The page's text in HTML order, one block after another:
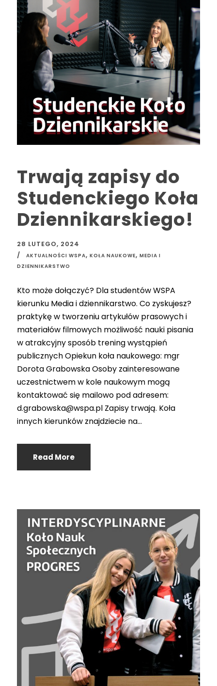
Trwają zapisy do
Studenckiego Koła
Dziennikarskiego!
28 LUTEGO, 2024
AKTUALNOŚCI WSPA, KOŁA NAUKOWE, MEDIA I
DZIENNIKARSTWO
Kto może dołączyć? Dla studentów WSPA
kierunku Media i dziennikarstwo. Co zyskujesz?
praktykę w tworzeniu artykułów prasowych i
materiałów filmowych możliwość nauki pisania
w atrakcyjny sposób trening wystąpień
publicznych Opiekun koła naukowego: mgr
Dorota Grabowska Osoby zainteresowane
uczestnictwem w kole naukowym mogą
kontaktować się mailowo pod adresem:
d.grabowska@wspa.pl Zapisy trwają. Koła
innych kierunków znajdziecie na...
Read More